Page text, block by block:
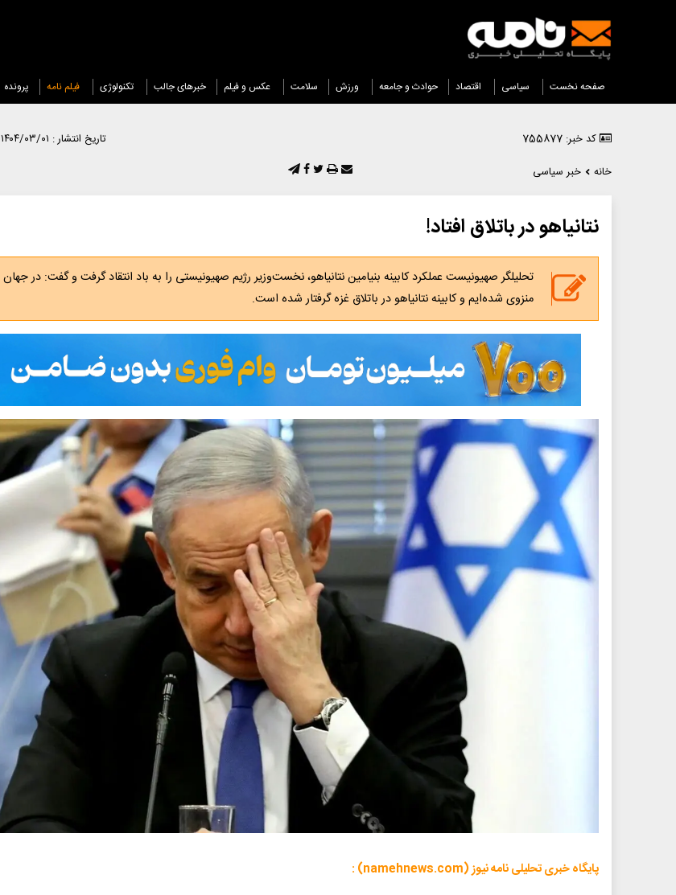
صفحه نخست سیاسی اقتصاد حوادث و جامعه ورزش سلامت عکس و فیلم خبرهای جالب تکنولوژی فیلم نامه پرونده
کد خبر: 755877 تاریخ انتشار : ۱۴۰۴/۰۳/۰۱ ۱۵:۳۴:۱۱
خانه
خبر سیاسی
نتانیاهو در باتلاق افتاد!
تحلیلگر صهیونیست عملکرد کابینه بنیامین نتانیاهو، نخست‌وزیر رژیم صهیونیستی را به باد انتقاد گرفت و گفت: در جهان
منزوی شده‌ایم و کابینه نتانیاهو در باتلاق غزه گرفتار شده است.
پایگاه خبری تحلیلی نامه نیوز (namehnews.com) :